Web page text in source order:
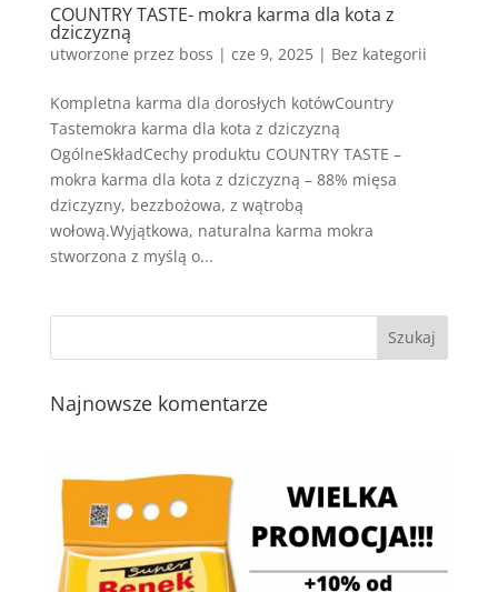
COUNTRY TASTE- mokra karma dla kota z
dziczyzną
utworzone przez boss | cze 9, 2025| Bez kategorii
Kompletna karma dla dorosłych kotówCountry
Tastemokra karma dla kota z dziczyzną
OgólneSkładCechy produktu COUNTRY TASTE –
mokra karma dla kota z dziczyzną – 88% mięsa
dziczyzny, bezzbożowa, z wątrobą
wołową.Wyjątkowa, naturalna karma mokra
stworzona z myślą o...
Najnowsze komentarze